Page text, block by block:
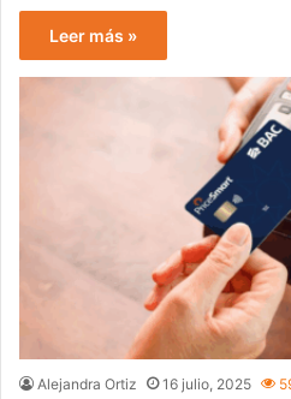
Leer más »
Alejandra Ortiz 16 julio, 2025